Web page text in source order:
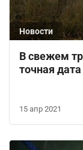
Новости
В свежем
точная
15 апр 2021